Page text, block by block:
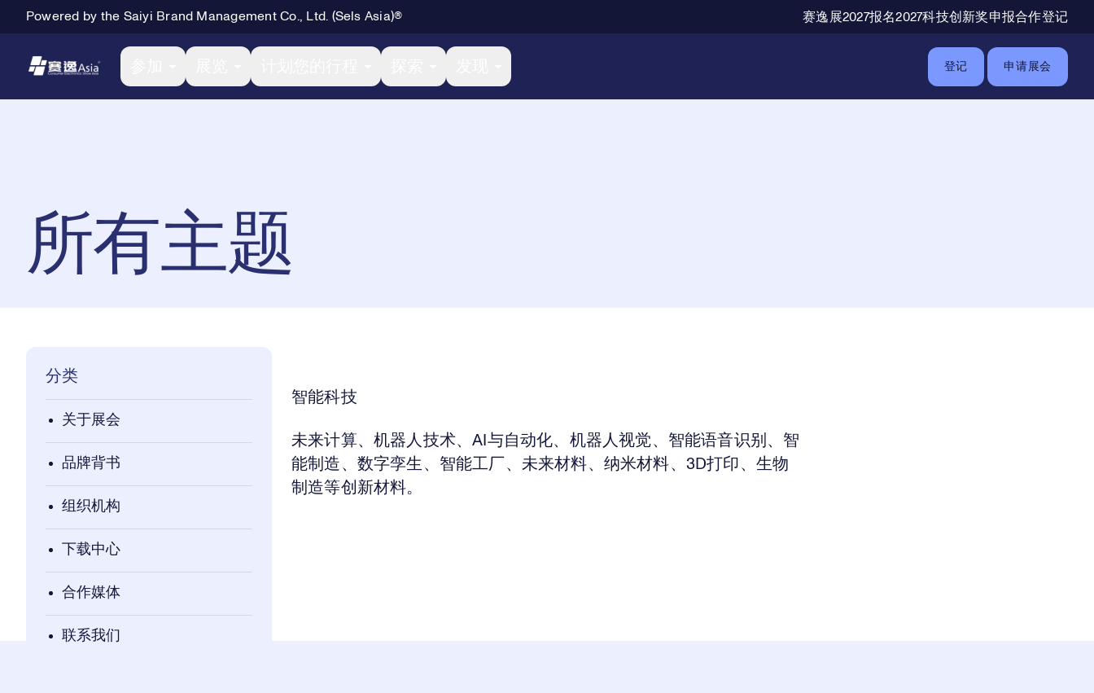
Powered by the Saiyi Brand Management Co., Ltd. (Sels Asia)® 辅助导航
赛逸展2027报名2027科技创新奖申报合作登记
Primary Navigation
登记 申请展会
所有主题
分类
关于展会
品牌背书
组织机构
下载中心
合作媒体
联系我们
智能科技
未来计算、机器人技术、AI与自动化、机器人视觉、智能语音识别、智
能制造、数字孪生、智能工厂、未来材料、纳米材料、3D打印、生物
制造等创新材料。